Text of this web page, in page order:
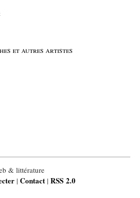
et autres artistes
& littérature
| Contact | RSS 2.0